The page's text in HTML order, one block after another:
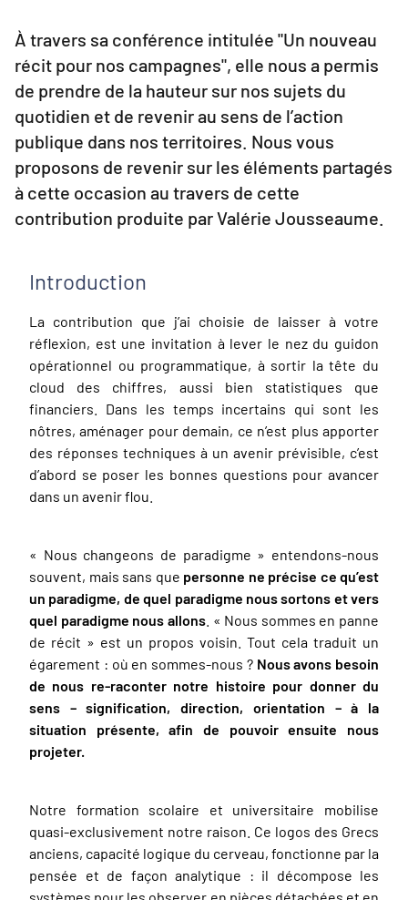
À travers sa conférence intitulée "Un nouveau
récit pour nos campagnes", elle nous a permis
de prendre de la hauteur sur nos sujets du
quotidien et de revenir au sens de l’action
publique dans nos territoires. Nous vous
proposons de revenir sur les éléments partagés
à cette occasion au travers de cette
contribution produite par Valérie Jousseaume.
Introduction
La contribution que j’ai choisie de laisser à votre
réflexion, est une invitation à lever le nez du guidon
opérationnel ou programmatique, à sortir la tête du
cloud des chiffres, aussi bien statistiques que
financiers. Dans les temps incertains qui sont les
nôtres, aménager pour demain, ce n’est plus apporter
des réponses techniques à un avenir prévisible, c’est
d’abord se poser les bonnes questions pour avancer
dans un avenir flou.
« Nous changeons de paradigme » entendons-nous
souvent, mais sans que personne ne précise ce qu’est
un paradigme, de quel paradigme nous sortons et vers
quel paradigme nous allons. « Nous sommes en panne
de récit » est un propos voisin. Tout cela traduit un
égarement : où en sommes-nous ? Nous avons besoin
de nous re-raconter notre histoire pour donner du
sens – signification, direction, orientation – à la
situation présente, afin de pouvoir ensuite nous
projeter.
Notre formation scolaire et universitaire mobilise
quasi-exclusivement notre raison. Ce logos des Grecs
anciens, capacité logique du cerveau, fonctionne par la
pensée et de façon analytique : il décompose les